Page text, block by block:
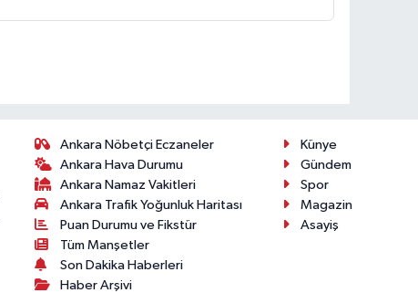
Ankara Nöbetçi Eczaneler
Ankara Hava Durumu
Ankara Namaz Vakitleri
Ankara Trafik Yoğunluk Haritası
Puan Durumu ve Fikstür
Tüm Manşetler
Son Dakika Haberleri
Haber Arşivi
Künye
Gündem
Spor
Magazin
Asayiş